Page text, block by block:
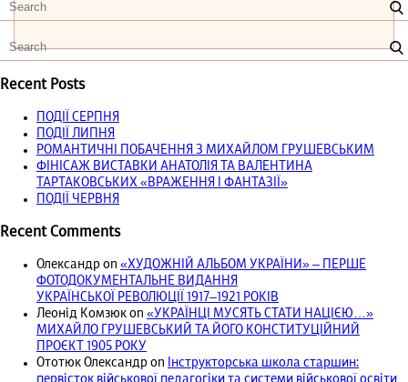
Recent Posts
ПОДІЇ СЕРПНЯ
ПОДІЇ ЛИПНЯ
РОМАНТИЧНІ ПОБАЧЕННЯ З МИХАЙЛОМ ГРУШЕВСЬКИМ
ФІНІСАЖ ВИСТАВКИ АНАТОЛІЯ ТА ВАЛЕНТИНА
ТАРТАКОВСЬКИХ «ВРАЖЕННЯ І ФАНТАЗІЇ»
ПОДІЇ ЧЕРВНЯ
Recent Comments
Олександр on «ХУДОЖНІЙ АЛЬБОМ УКРАЇНИ» – ПЕРШЕ
ФОТОДОКУМЕНТАЛЬНЕ ВИДАННЯ
УКРАЇНСЬКОЇ РЕВОЛЮЦІЇ 1917‒1921 РОКІВ
Леонід Комзюк on «УКРАЇНЦІ МУСЯТЬ СТАТИ НАЦІЄЮ…»
МИХАЙЛО ГРУШЕВСЬКИЙ ТА ЙОГО КОНСТИТУЦІЙНИЙ
ПРОЄКТ 1905 РОКУ
Ототюк Олександр on
Інструкторська школа старшин:
первісток військової педагогіки та системи військової освіти